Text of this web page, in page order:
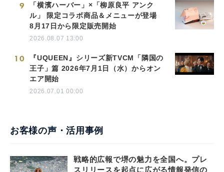
9
「横濱ハーバー」×「柳原良平 アンク
ル」 限定コラボ商品＆メニューが登場
8月17日から限定販売開始
2026.08.07 13:00
10
『UQUEEN』シリーズ新TVCM「隣国の
王子」篇 2026年7月1日（水）からオン
エア開始
2026.07.01 00:00
お客様の声・活用事例
戦略的広報で堺の魅力を全国へ。プレ
スリリースを起点に広がる情報発信の